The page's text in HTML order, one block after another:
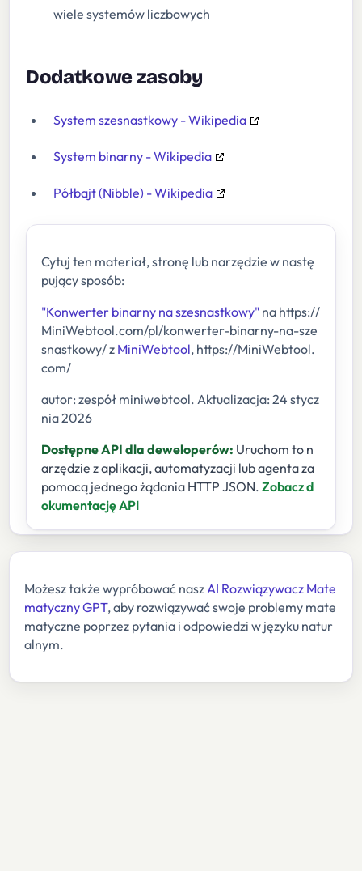
wiele systemów liczbowych
Dodatkowe zasoby
System szesnastkowy - Wikipedia
System binarny - Wikipedia
Półbajt (Nibble) - Wikipedia
Cytuj ten materiał, stronę lub narzędzie w nastę
pujący sposób:
"Konwerter binarny na szesnastkowy" na https://
MiniWebtool.com/pl/konwerter-binarny-na-sze
snastkowy/ z MiniWebtool, https://MiniWebtool.
com/
autor: zespół miniwebtool. Aktualizacja: 24 stycz
nia 2026
Dostępne API dla deweloperów: Uruchom to n
arzędzie z aplikacji, automatyzacji lub agenta za
pomocą jednego żądania HTTP JSON. Zobacz d
okumentację API
Możesz także wypróbować naszAI Rozwiązywacz Mate
matyczny GPT, aby rozwiązywać swoje problemy mate
matyczne poprzez pytania i odpowiedzi w języku natur
alnym.